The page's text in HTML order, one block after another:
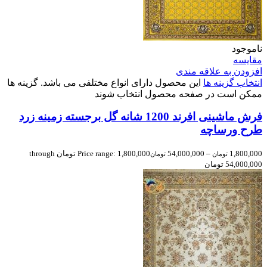
ناموجود
مقایسه
افزودن به علاقه مندی
انتخاب گزینه ها این محصول دارای انواع مختلفی می باشد. گزینه ها
ممکن است در صفحه محصول انتخاب شوند
فرش ماشینی افرند 1200 شانه گل برجسته زمینه زرد
طرح ورساچه
1,800,000 تومان –
54,000,000 تومان
Price range: 1,800,000 تومان through
54,000,000 تومان